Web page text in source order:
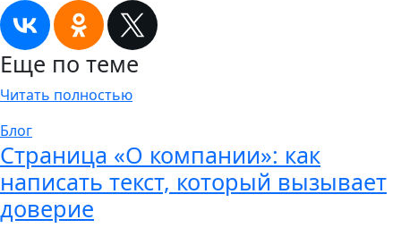
Еще по теме
Читать полностью
Блог
Страница «О компании»: как
написать текст, который вызывает
доверие